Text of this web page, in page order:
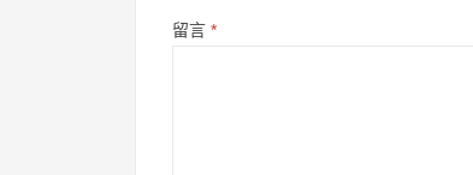
留言 *